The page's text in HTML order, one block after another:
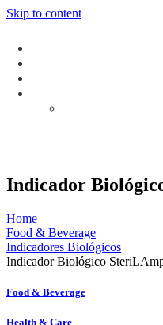
Skip to content
Indicador
Home
Food & Beverage
Indicadores Biológicos
Indicador Biológico
Food & Beverage
Health & Care